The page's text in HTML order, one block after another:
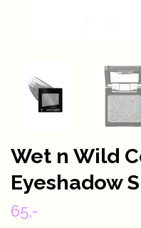
Wet n Wild
Eyeshadow
65,-